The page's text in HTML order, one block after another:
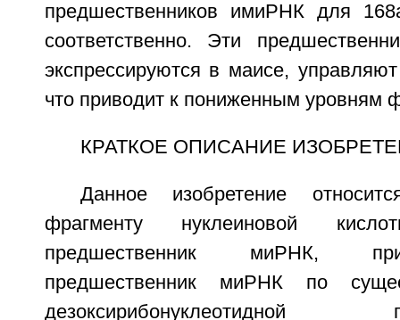
предшественников имиРНК для
соответственно. Эти
экспрессируются в маисе,
что приводит к пониженным уровням
КРАТКОЕ ОПИСАНИЕ
Данное изобретение
фрагменту нуклеиновой
предшественник миРНК,
предшественник миРНК по
дезоксирибонуклеотидной